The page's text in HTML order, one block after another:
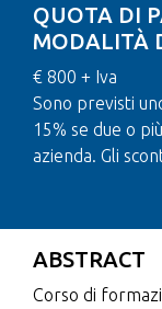
QUOTA DI
MODALITÀ
€ 800 + Iva
Sono previsti
15% se due o
azienda. Gli
ABSTRACT
Corso di